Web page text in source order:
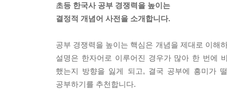
초등 한국사 공부 경쟁력을 높이는
결정적 개념어 사전을 소개합니다.
공부 경쟁력을 높이는 핵심은 개념을 제대로 이해
설명은 한자어로 이루어진 경우가 많아 한 번에
했는지 방향을 잃게 되고, 결국 공부에 흥미가
공부하기를 추천합니다.